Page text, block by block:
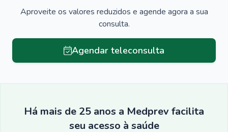
Aproveite os valores reduzidos e agende agora a sua
consulta.
Agendar teleconsulta
Há mais de 25 anos a Medprev facilita
seu acesso à saúde